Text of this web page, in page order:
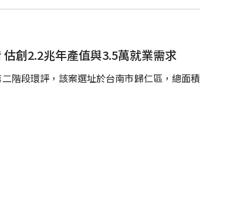
創2.2兆年產值與3.5萬就業需求
階段環評，該案選址於台南市歸仁區，總面積